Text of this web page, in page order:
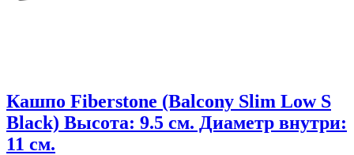
Кашпо Fiberstone (Balcony Slim Low S
Black) Высота: 9.5 см. Диаметр внутри:
11 см.